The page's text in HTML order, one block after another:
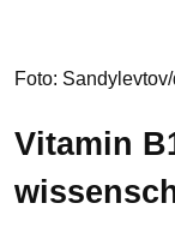
Foto:
Vitamin